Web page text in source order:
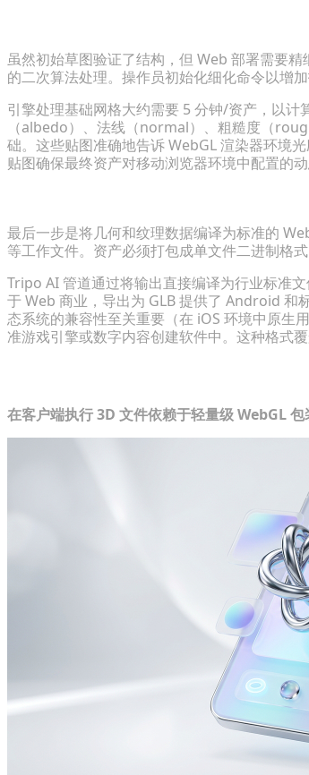
虽然初始草图验证了结构，但 Web 部署需要
的二次算法处理。操作员初始化细化命令以增加
引擎处理基础网格大约需要 5 分钟/资产，以
（albedo）、法线（normal）、粗糙度（
础。这些贴图准确地告诉 WebGL 渲染器环境
贴图确保最终资产对移动浏览器环境中配置的
最后一步是将几何和纹理数据编译为标准的
等工作文件。资产必须打包成单文件二进制格式
Tripo AI 管道通过将输出直接编译为行业标准
于 Web 商业，导出为 GLB 提供了 Android 和
态系统的兼容性至关重要（在 iOS 环境中原生
准游戏引擎或数字内容创建软件中。这种格式
在客户端执行 3D 文件依赖于轻量级 WebGL